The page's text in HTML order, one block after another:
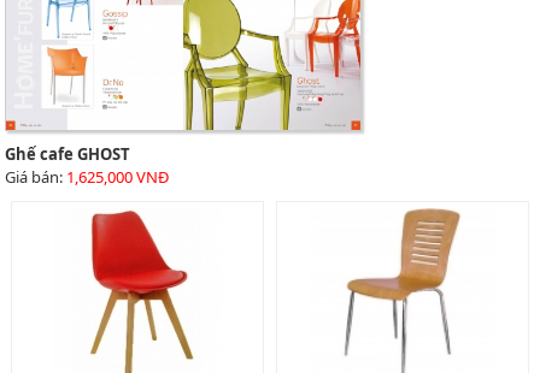
Ghế cafe GHOST
Giá bán: 1,625,000 VNĐ